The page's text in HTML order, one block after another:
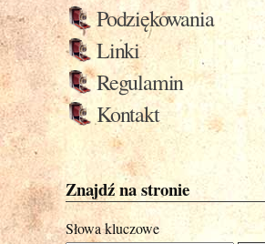
Podziękowania
Linki
Regulamin
Kontakt
Znajdź na stronie
Słowa kluczowe